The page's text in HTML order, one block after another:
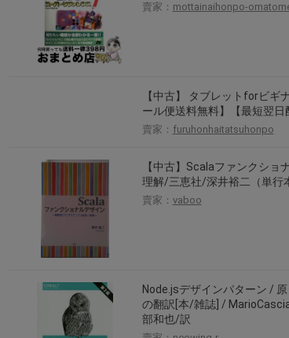
賣家： mottainaihonpo-
【中古】 タブレットforビギ
ール便送料無料】【最短翌日
賣家： furuhonhaitatsuhonpo
【中古】Scalaファンクショ
理解/三恵社/深井裕二（単行
賣家： vaboo
Node.jsデザインパターン /
の翻訳[本/雑誌] /
部和也/訳